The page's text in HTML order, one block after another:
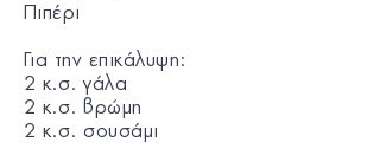
Πιπέρι
Για την επικάλυψη:
2 κ.σ. γάλα
2 κ.σ. βρώμη
2 κ.σ. σουσάμι